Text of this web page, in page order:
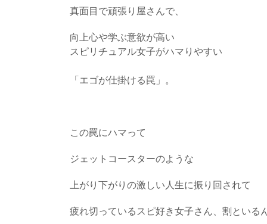
真面目で頑張り屋さんで、
向上心や学ぶ意欲が高い
スピリチュアル女子がハマりやすい
「エゴが仕掛ける罠」。
この罠にハマって
ジェットコースターのような
上がり下がりの激しい人生に振り回されて
疲れ切っているスピ好き女子さん、割といる